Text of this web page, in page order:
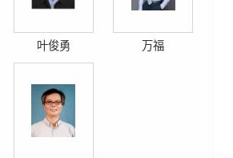
叶俊勇 万福